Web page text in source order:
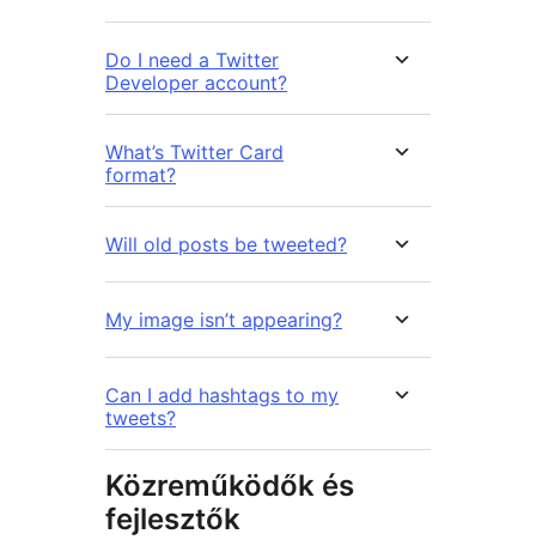
Do I need a Twitter
Developer account?
What’s Twitter Card
format?
Will old posts be tweeted?
My image isn’t appearing?
Can I add hashtags to my
tweets?
Közreműködők és
fejlesztők